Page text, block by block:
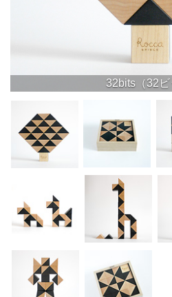
32bits（32ビ